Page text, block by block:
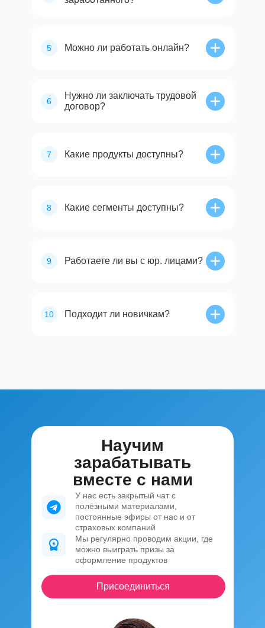
5 Можно ли работать онлайн?
6
Нужно ли заключать трудовой
договор?
7 Какие продукты доступны?
8 Какие сегменты доступны?
9 Работаете ли вы с юр. лицами?
10 Подходит ли новичкам?
Научим
зарабатывать
вместе с нами
Присоединиться
Мы регулярно проводим акции, где
можно выиграть призы за
оформление продуктов
У нас есть закрытый чат с
полезными материалами,
постоянные эфиры от нас и от
страховых компаний